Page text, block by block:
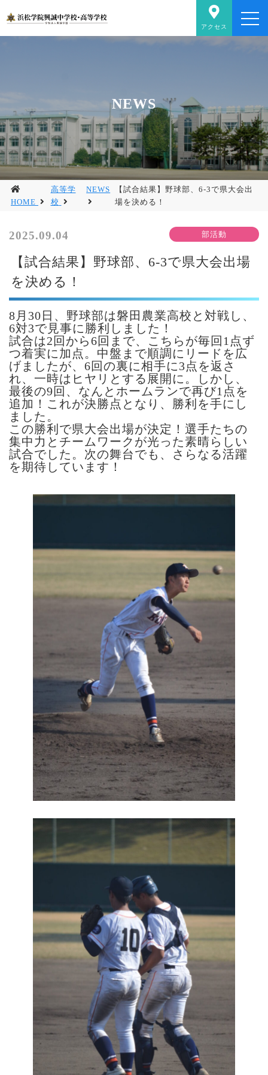
アクセス
NEWS
HOME
高等学
校
NEWS
【試合結果】野球部、6-3で県大会出
場を決める！
2025.09.04
【試合結果】野球部、6-3で県大会出場
を決める！
8月30日、野球部は磐田農業高校と対戦し、
6対3で見事に勝利しました！
試合は2回から6回まで、こちらが毎回1点ず
つ着実に加点。中盤まで順調にリードを広
げましたが、6回の裏に相手に3点を返さ
れ、一時はヒヤリとする展開に。しかし、
最後の9回、なんとホームランで再び1点を
追加！これが決勝点となり、勝利を手にし
ました。
この勝利で県大会出場が決定！選手たちの
集中力とチームワークが光った素晴らしい
試合でした。次の舞台でも、さらなる活躍
を期待しています！